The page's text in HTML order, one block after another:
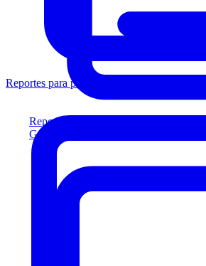
Reportes para prestamistas
Genere reportes listos para el prestamista
Reportes para prestamistas